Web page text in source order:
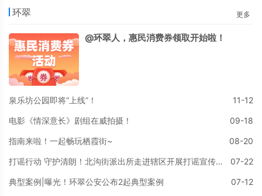
环翠 更多
@环翠人，惠民消费券领取开始啦！
泉乐坊公园即将“上线”！ 11-12
电影《情深意长》剧组在威拍摄！ 09-18
指南来啦！一起畅玩栖霞街~ 08-20
打谣行动 守护清朗！北沟街派出所走进辖区开展打谣宣传活动 07-22
典型案例|曝光！环翠公安公布2起典型案例 07-12